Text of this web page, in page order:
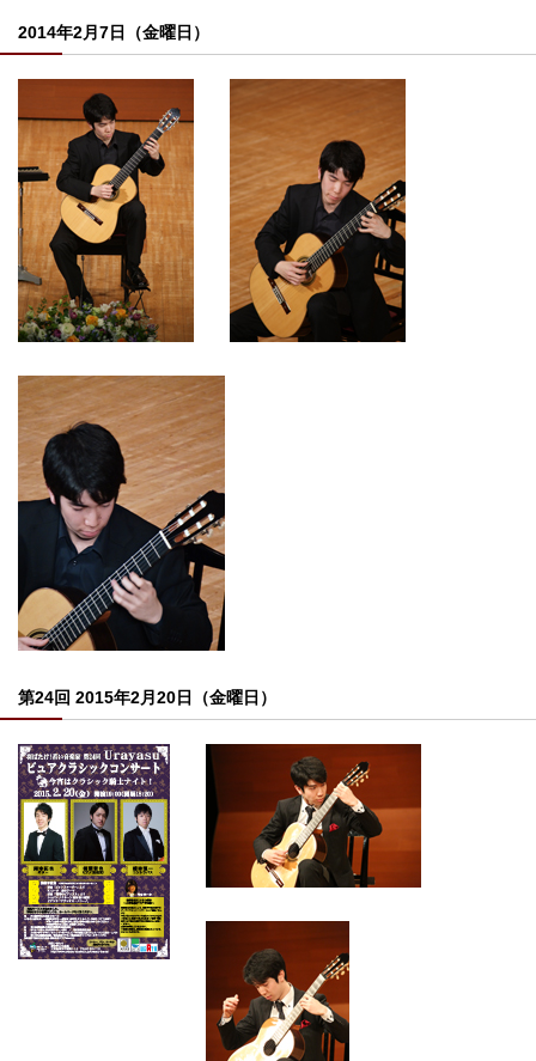
2014年2月7日（金曜日）
第24回 2015年2月20日（金曜日）